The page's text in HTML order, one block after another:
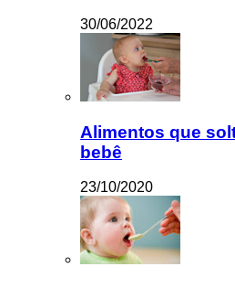
30/06/2022
Alimentos que
bebê
23/10/2020